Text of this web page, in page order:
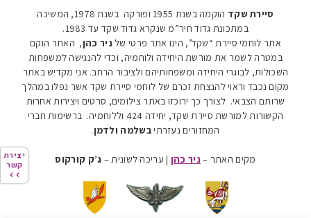
יצירת
קשר
יצירת
קשר
סיירת שקד
הוקמה בשנת 1955 ופורקה בשנת 1978, המשיכה
במתכונת גדוד חיר”מ שנקרא גדוד שקד עד 1983
.
אתר לוחמי סיירת “שקד”, הינו אתר פרטי של ניר כהן, האתר הוקם
במטרה לשמר את מורשת היחידה ולוחמיה, וכדי להנגישה למשפחות
השכולות, לבוגרי היחידה ומשפחותיהם ולציבור הרחב. אני מקדיש באתר
מקום נכבד וראוי להנצחת זכרם של לוחמי סיירת שקד אשר נפלו במהלך
שרותם הצבאי. לצורך כך ירוכזו באתר צילומים, סרטים ויצירות אחרות
הקשורות למורשת סיירת שקד, יחידה 424 וללוחמיה.
ברשימות חברי
המחזורים נעזרתיבשלמה ולדמן.
מקים האתר – ניר כהן | עריכה לשונית – ג’ק קורקוס